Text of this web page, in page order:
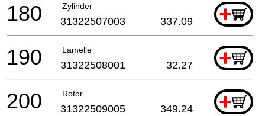
Zylinder +
180 31322507003 337.09
Lamelle +
190 31322508001 32.27
Rotor +
200 31322509005 349.24